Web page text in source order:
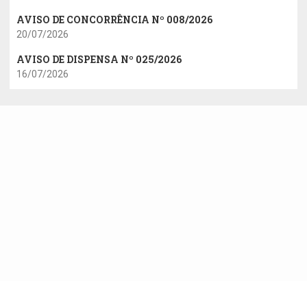
AVISO DE CONCORRÊNCIA Nº 008/2026
20/07/2026
AVISO DE DISPENSA Nº 025/2026
16/07/2026